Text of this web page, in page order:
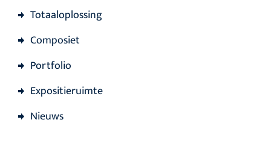
Totaaloplossing
Composiet
Portfolio
Expositieruimte
Nieuws